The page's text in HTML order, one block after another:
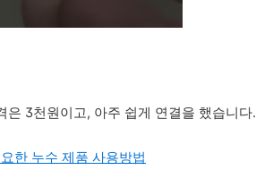
3천원이고, 아주 쉽게 연결을 했습니다.
한 누수 제품 사용방법